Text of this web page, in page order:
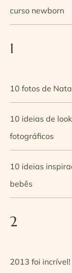
curso newborn
1
10 fotos de
10 ideias de
fotográficos
10 ideias
bebês
2
2013 foi